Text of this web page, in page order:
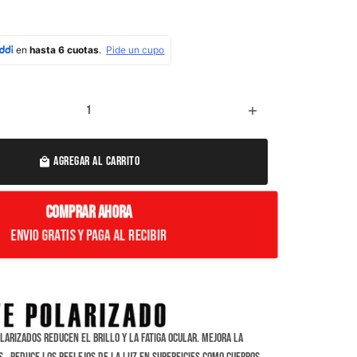
add
local_mall AGREGAR AL CARRITO
COMPRAR AHORA
Envio Gratis y paga al recibir
reducen el brillo y la fatiga ocular. Mejora la